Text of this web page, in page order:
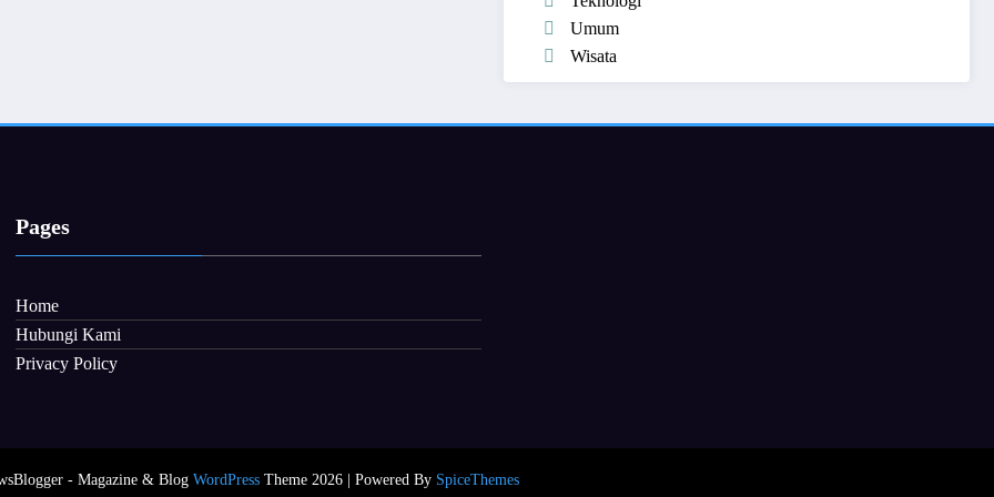
Umum
Wisata
Pages
Home
Hubungi Kami
Privacy Policy
- Magazine & Blog WordPressTheme 2026 | Powered By SpiceThemes